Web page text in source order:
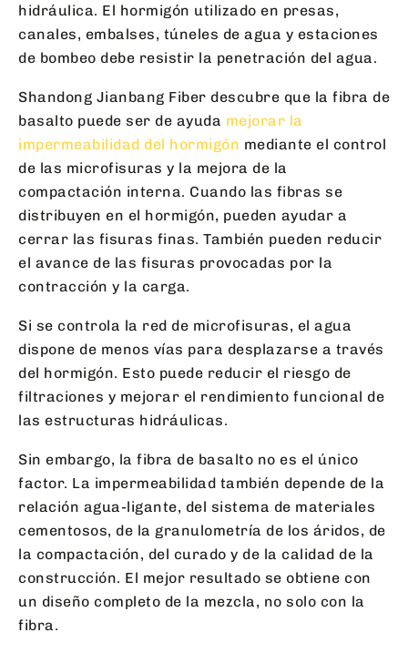
hidráulica. El hormigón utilizado en presas,
canales, embalses, túneles de agua y estaciones
de bombeo debe resistir la penetración del agua.
Shandong Jianbang Fiber descubre que la fibra de
basalto puede ser de ayuda mejorar la
impermeabilidad del hormigón mediante el control
de las microfisuras y la mejora de la
compactación interna. Cuando las fibras se
distribuyen en el hormigón, pueden ayudar a
cerrar las fisuras finas. También pueden reducir
el avance de las fisuras provocadas por la
contracción y la carga.
Si se controla la red de microfisuras, el agua
dispone de menos vías para desplazarse a través
del hormigón. Esto puede reducir el riesgo de
filtraciones y mejorar el rendimiento funcional de
las estructuras hidráulicas.
Sin embargo, la fibra de basalto no es el único
factor. La impermeabilidad también depende de la
relación agua-ligante, del sistema de materiales
cementosos, de la granulometría de los áridos, de
la compactación, del curado y de la calidad de la
construcción. El mejor resultado se obtiene con
un diseño completo de la mezcla, no solo con la
fibra.